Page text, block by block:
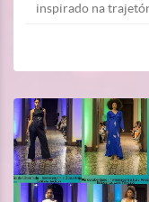
inspirado na